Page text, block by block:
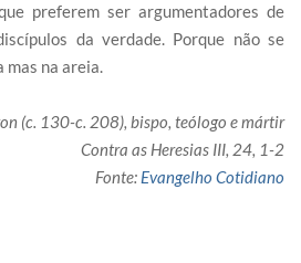
preferem ser argumentadores de
da verdade. Porque não se
mas na areia.
(c. 130-c. 208), bispo, teólogo e mártir
Contra as Heresias III, 24, 1-2
Fonte: Evangelho Cotidiano